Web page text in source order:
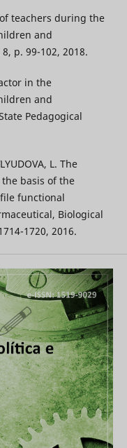
of teachers during the
and
p. 99-102, 2018.
in the
and
Pedagogical
L. The
basis of the
functional
Biological
1720, 2016.